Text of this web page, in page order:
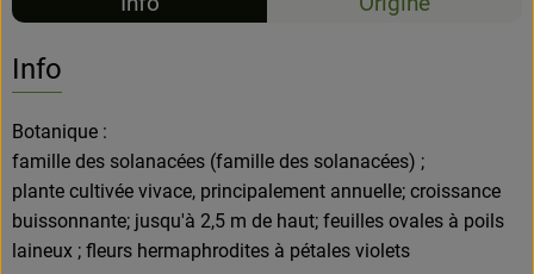
Info
Botanique :
famille des solanacées (famille des solanacées) ;
plante cultivée vivace, principalement annuelle; croissance
buissonnante; jusqu'à 2,5 m de haut; feuilles ovales à poils
laineux ; fleurs hermaphrodites à pétales violets